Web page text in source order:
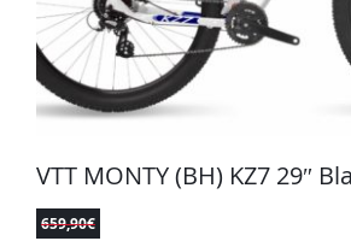
VTT MONTY (BH) KZ7 29″
659,90€